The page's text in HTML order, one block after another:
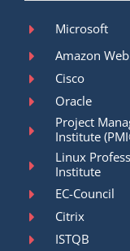
Microsoft
Amazon
Cisco
Oracle
Project
Institute
Linux
Institute
EC-Council
Citrix
ISTQB